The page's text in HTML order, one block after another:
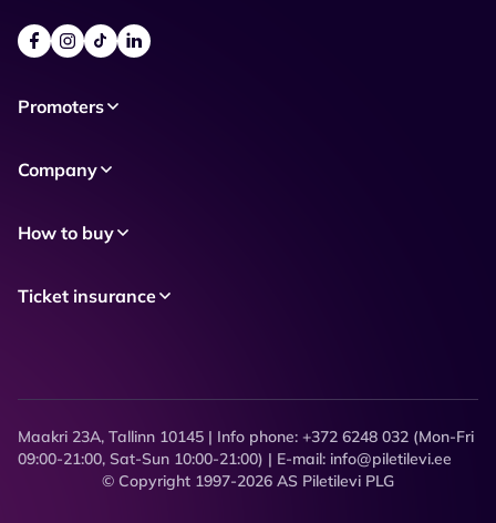
Promoters
Company
How to buy
Ticket insurance
Maakri 23A, Tallinn 10145 | Info phone: +372 6248 032 (Mon-Fri
09:00-21:00, Sat-Sun 10:00-21:00) | E-mail: info@piletilevi.ee
© Copyright 1997-2026 AS Piletilevi PLG